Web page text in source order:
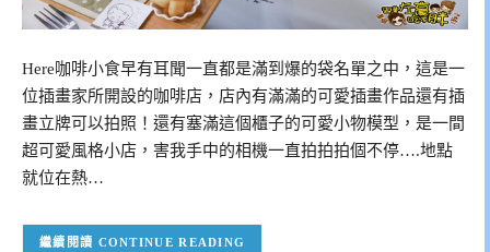
Here咖啡小食早有耳聞一直都是滿到爆的袋名單之中，這是一
位插畫家所開設的咖啡店，店內有滿滿的可愛插畫作品還有插
畫立牌可以拍照！還有塞滿這個櫃子的可愛小物模型，是一間
超可愛風格小店，害我手中的相機一直拍拍拍個不停….地點
就位在熱…
CONTINUE READING